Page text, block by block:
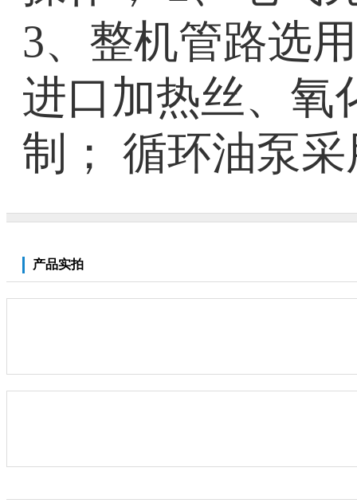
3、整机管路选
进口加热丝、氧
制； 循环油泵
产品实拍